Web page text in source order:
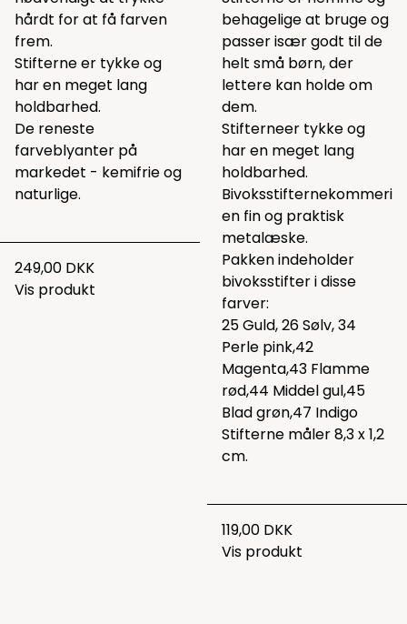
hårdt for at få farven
frem.
Stifterne er tykke og
har en meget lang
holdbarhed.
De reneste
farveblyanter på
markedet - kemifrie og
naturlige.
249,00 DKK
Vis produkt
behagelige at bruge og
passer især godt til de
helt små børn, der
lettere kan holde om
dem.
Stifterneer tykke og
har en meget lang
holdbarhed.
Bivoksstifternekommeri
en fin og praktisk
metalæske.
Pakken indeholder
bivoksstifter i disse
farver:
25 Guld, 26 Sølv, 34
Perle pink,42
Magenta,43 Flamme
rød,44 Middel gul,45
Blad grøn,47 Indigo
Stifterne måler 8,3 x 1,2
cm.
119,00 DKK
Vis produkt